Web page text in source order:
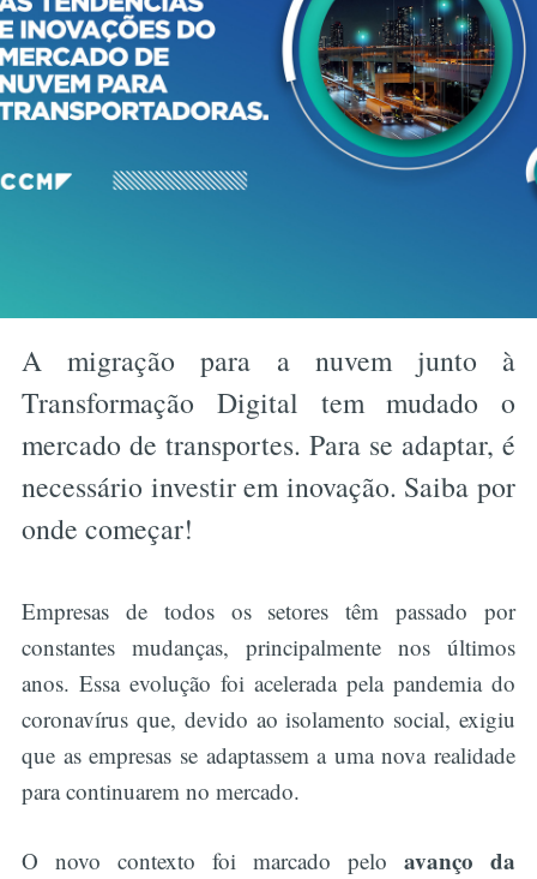
A migração para a nuvem junto à
Transformação Digital tem mudado o
mercado de transportes. Para se adaptar, é
necessário investir em inovação. Saiba por
onde começar!
Empresas de todos os setores têm passado por
constantes mudanças, principalmente nos últimos
anos. Essa evolução foi acelerada pela pandemia do
coronavírus que, devido ao isolamento social, exigiu
que as empresas se adaptassem a uma nova realidade
para continuarem no mercado.
O novo contexto foi marcado pelo avanço da